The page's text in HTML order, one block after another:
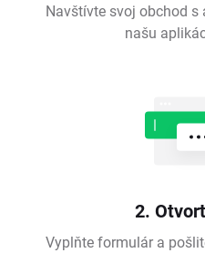
Navštívte svoj obchod
našu
2.
Vyplňte formulár a